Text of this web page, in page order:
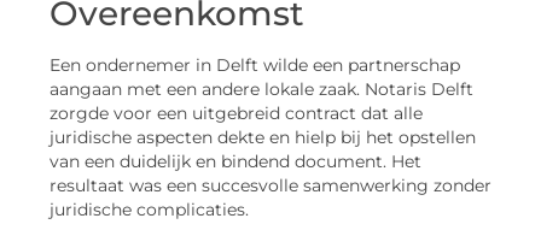
Overeenkomst
Een ondernemer in Delft wilde een partnerschap
aangaan met een andere lokale zaak. Notaris Delft
zorgde voor een uitgebreid contract dat alle
juridische aspecten dekte en hielp bij het opstellen
van een duidelijk en bindend document. Het
resultaat was een succesvolle samenwerking zonder
juridische complicaties.